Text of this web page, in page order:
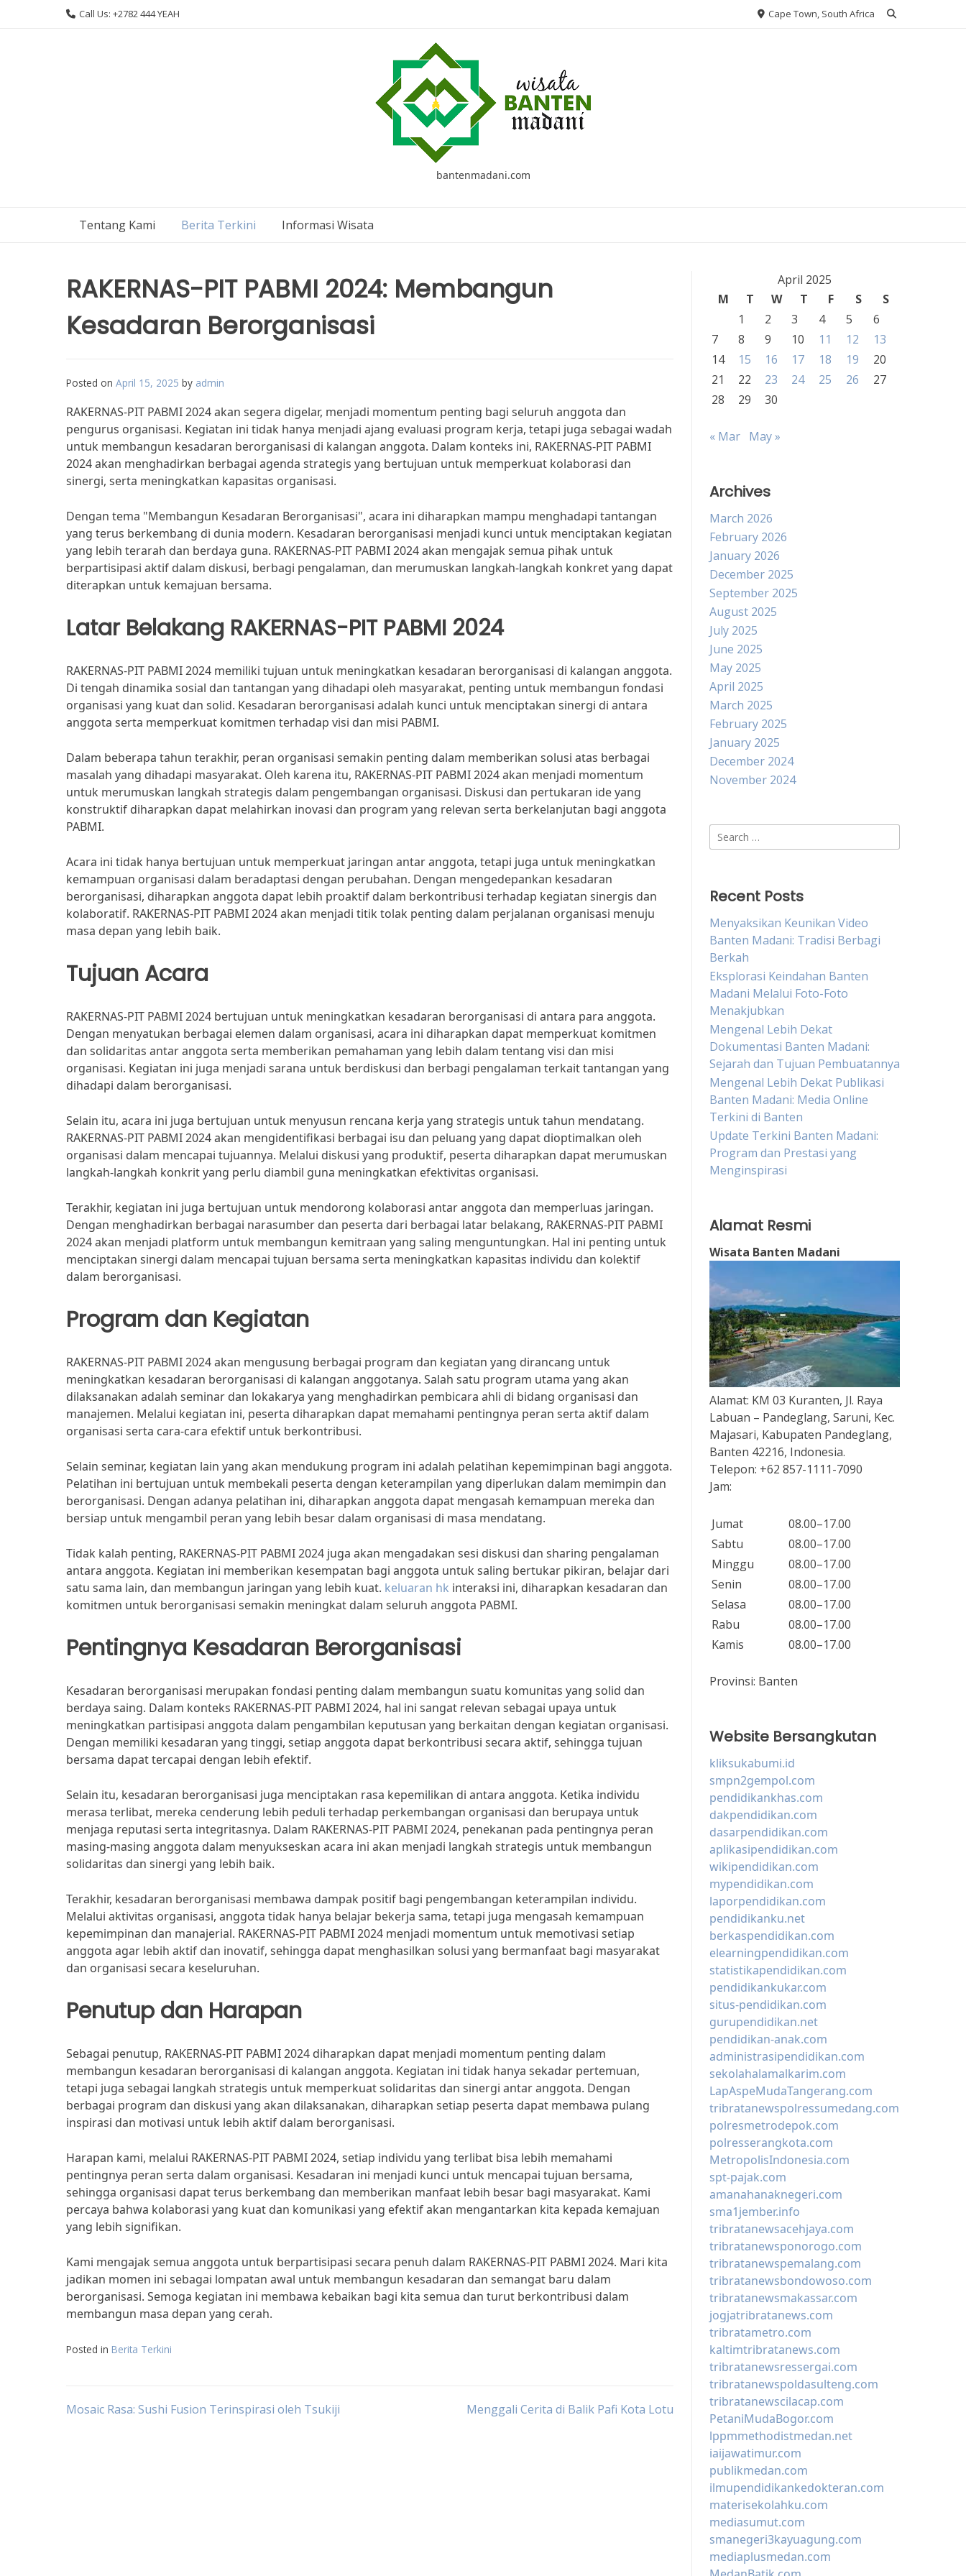
Call Us: +2782 444 YEAH Cape Town, South Africa
bantenmadani.com
Tentang Kami Berita Terkini Informasi Wisata
RAKERNAS-PIT PABMI 2024: Membangun
Kesadaran Berorganisasi
Posted on April 15, 2025 by admin
RAKERNAS-PIT PABMI 2024 akan segera digelar, menjadi momentum penting bagi seluruh anggota dan
pengurus organisasi. Kegiatan ini tidak hanya menjadi ajang evaluasi program kerja, tetapi juga sebagai wadah
untuk membangun kesadaran berorganisasi di kalangan anggota. Dalam konteks ini, RAKERNAS-PIT PABMI
2024 akan menghadirkan berbagai agenda strategis yang bertujuan untuk memperkuat kolaborasi dan
sinergi, serta meningkatkan kapasitas organisasi.
Dengan tema "Membangun Kesadaran Berorganisasi", acara ini diharapkan mampu menghadapi tantangan
yang terus berkembang di dunia modern. Kesadaran berorganisasi menjadi kunci untuk menciptakan kegiatan
yang lebih terarah dan berdaya guna. RAKERNAS-PIT PABMI 2024 akan mengajak semua pihak untuk
berpartisipasi aktif dalam diskusi, berbagi pengalaman, dan merumuskan langkah-langkah konkret yang dapat
diterapkan untuk kemajuan bersama.
Latar Belakang RAKERNAS-PIT PABMI 2024
RAKERNAS-PIT PABMI 2024 memiliki tujuan untuk meningkatkan kesadaran berorganisasi di kalangan anggota.
Di tengah dinamika sosial dan tantangan yang dihadapi oleh masyarakat, penting untuk membangun fondasi
organisasi yang kuat dan solid. Kesadaran berorganisasi adalah kunci untuk menciptakan sinergi di antara
anggota serta memperkuat komitmen terhadap visi dan misi PABMI.
Dalam beberapa tahun terakhir, peran organisasi semakin penting dalam memberikan solusi atas berbagai
masalah yang dihadapi masyarakat. Oleh karena itu, RAKERNAS-PIT PABMI 2024 akan menjadi momentum
untuk merumuskan langkah strategis dalam pengembangan organisasi. Diskusi dan pertukaran ide yang
konstruktif diharapkan dapat melahirkan inovasi dan program yang relevan serta berkelanjutan bagi anggota
PABMI.
Acara ini tidak hanya bertujuan untuk memperkuat jaringan antar anggota, tetapi juga untuk meningkatkan
kemampuan organisasi dalam beradaptasi dengan perubahan. Dengan mengedepankan kesadaran
berorganisasi, diharapkan anggota dapat lebih proaktif dalam berkontribusi terhadap kegiatan sinergis dan
kolaboratif. RAKERNAS-PIT PABMI 2024 akan menjadi titik tolak penting dalam perjalanan organisasi menuju
masa depan yang lebih baik.
Tujuan Acara
RAKERNAS-PIT PABMI 2024 bertujuan untuk meningkatkan kesadaran berorganisasi di antara para anggota.
Dengan menyatukan berbagai elemen dalam organisasi, acara ini diharapkan dapat memperkuat komitmen
dan solidaritas antar anggota serta memberikan pemahaman yang lebih dalam tentang visi dan misi
organisasi. Kegiatan ini juga menjadi sarana untuk berdiskusi dan berbagi pengalaman terkait tantangan yang
dihadapi dalam berorganisasi.
Selain itu, acara ini juga bertujuan untuk menyusun rencana kerja yang strategis untuk tahun mendatang.
RAKERNAS-PIT PABMI 2024 akan mengidentifikasi berbagai isu dan peluang yang dapat dioptimalkan oleh
organisasi dalam mencapai tujuannya. Melalui diskusi yang produktif, peserta diharapkan dapat merumuskan
langkah-langkah konkrit yang perlu diambil guna meningkatkan efektivitas organisasi.
Terakhir, kegiatan ini juga bertujuan untuk mendorong kolaborasi antar anggota dan memperluas jaringan.
Dengan menghadirkan berbagai narasumber dan peserta dari berbagai latar belakang, RAKERNAS-PIT PABMI
2024 akan menjadi platform untuk membangun kemitraan yang saling menguntungkan. Hal ini penting untuk
menciptakan sinergi dalam mencapai tujuan bersama serta meningkatkan kapasitas individu dan kolektif
dalam berorganisasi.
Program dan Kegiatan
RAKERNAS-PIT PABMI 2024 akan mengusung berbagai program dan kegiatan yang dirancang untuk
meningkatkan kesadaran berorganisasi di kalangan anggotanya. Salah satu program utama yang akan
dilaksanakan adalah seminar dan lokakarya yang menghadirkan pembicara ahli di bidang organisasi dan
manajemen. Melalui kegiatan ini, peserta diharapkan dapat memahami pentingnya peran serta aktif dalam
organisasi serta cara-cara efektif untuk berkontribusi.
Selain seminar, kegiatan lain yang akan mendukung program ini adalah pelatihan kepemimpinan bagi anggota.
Pelatihan ini bertujuan untuk membekali peserta dengan keterampilan yang diperlukan dalam memimpin dan
berorganisasi. Dengan adanya pelatihan ini, diharapkan anggota dapat mengasah kemampuan mereka dan
bersiap untuk mengambil peran yang lebih besar dalam organisasi di masa mendatang.
Tidak kalah penting, RAKERNAS-PIT PABMI 2024 juga akan mengadakan sesi diskusi dan sharing pengalaman
antara anggota. Kegiatan ini memberikan kesempatan bagi anggota untuk saling bertukar pikiran, belajar dari
satu sama lain, dan membangun jaringan yang lebih kuat. keluaran hk interaksi ini, diharapkan kesadaran dan
komitmen untuk berorganisasi semakin meningkat dalam seluruh anggota PABMI.
Pentingnya Kesadaran Berorganisasi
Kesadaran berorganisasi merupakan fondasi penting dalam membangun suatu komunitas yang solid dan
berdaya saing. Dalam konteks RAKERNAS-PIT PABMI 2024, hal ini sangat relevan sebagai upaya untuk
meningkatkan partisipasi anggota dalam pengambilan keputusan yang berkaitan dengan kegiatan organisasi.
Dengan memiliki kesadaran yang tinggi, setiap anggota dapat berkontribusi secara aktif, sehingga tujuan
bersama dapat tercapai dengan lebih efektif.
Selain itu, kesadaran berorganisasi juga menciptakan rasa kepemilikan di antara anggota. Ketika individu
merasa terlibat, mereka cenderung lebih peduli terhadap perkembangan organisasi dan berupaya untuk
menjaga reputasi serta integritasnya. Dalam RAKERNAS-PIT PABMI 2024, penekanan pada pentingnya peran
masing-masing anggota dalam menyukseskan acara ini akan menjadi langkah strategis untuk membangun
solidaritas dan sinergi yang lebih baik.
Terakhir, kesadaran berorganisasi membawa dampak positif bagi pengembangan keterampilan individu.
Melalui aktivitas organisasi, anggota tidak hanya belajar bekerja sama, tetapi juga mengasah kemampuan
kepemimpinan dan manajerial. RAKERNAS-PIT PABMI 2024 menjadi momentum untuk memotivasi setiap
anggota agar lebih aktif dan inovatif, sehingga dapat menghasilkan solusi yang bermanfaat bagi masyarakat
dan organisasi secara keseluruhan.
Penutup dan Harapan
Sebagai penutup, RAKERNAS-PIT PABMI 2024 diharapkan dapat menjadi momentum penting dalam
membangun kesadaran berorganisasi di kalangan anggota. Kegiatan ini tidak hanya sekadar pertemuan,
tetapi juga sebagai langkah strategis untuk memperkuat solidaritas dan sinergi antar anggota. Dengan
berbagai program dan diskusi yang akan dilaksanakan, diharapkan setiap peserta dapat membawa pulang
inspirasi dan motivasi untuk lebih aktif dalam berorganisasi.
Harapan kami, melalui RAKERNAS-PIT PABMI 2024, setiap individu yang terlibat bisa lebih memahami
pentingnya peran serta dalam organisasi. Kesadaran ini menjadi kunci untuk mencapai tujuan bersama,
sehingga organisasi dapat terus berkembang dan memberikan manfaat lebih besar bagi masyarakat. Kami
percaya bahwa kolaborasi yang kuat dan komunikasi yang efektif akan mengantarkan kita kepada kemajuan
yang lebih signifikan.
Kami mengajak semua anggota untuk berpartisipasi secara penuh dalam RAKERNAS-PIT PABMI 2024. Mari kita
jadikan momen ini sebagai lompatan awal untuk membangun kesadaran dan semangat baru dalam
berorganisasi. Semoga kegiatan ini membawa kebaikan bagi kita semua dan turut berkontribusi dalam
membangun masa depan yang cerah.
Posted in Berita Terkini
Post
Mosaic Rasa: Sushi Fusion Terinspirasi oleh Tsukiji Menggali Cerita di Balik Pafi Kota Lotu
April 2025
M
T W T F S
S
1
2 3 4 5
6
7
8 9 10 11 12
13
14
15 16 17 18 19
20
21
22 23 24 25 26
27
28
29 30
« Mar May »
Archives
March 2026
February 2026
January 2026
December 2025
September 2025
August 2025
July 2025
June 2025
May 2025
April 2025
March 2025
February 2025
January 2025
December 2024
November 2024
Search
for:
Recent Posts
Menyaksikan Keunikan Video
Banten Madani: Tradisi Berbagi
Berkah
Eksplorasi Keindahan Banten
Madani Melalui Foto-Foto
Menakjubkan
Mengenal Lebih Dekat
Dokumentasi Banten Madani:
Sejarah dan Tujuan Pembuatannya
Mengenal Lebih Dekat Publikasi
Banten Madani: Media Online
Terkini di Banten
Update Terkini Banten Madani:
Program dan Prestasi yang
Menginspirasi
Alamat Resmi
Wisata Banten Madani
Alamat: KM 03 Kuranten, Jl. Raya
Labuan – Pandeglang, Saruni, Kec.
Majasari, Kabupaten Pandeglang,
Banten 42216, Indonesia.
Telepon: +62 857-1111-7090
Jam:
Jumat
08.00–17.00
Sabtu
08.00–17.00
Minggu
08.00–17.00
Senin
08.00–17.00
Selasa
08.00–17.00
Rabu
08.00–17.00
Kamis
08.00–17.00
Provinsi: Banten
Website Bersangkutan
kliksukabumi.id
smpn2gempol.com
pendidikankhas.com
dakpendidikan.com
dasarpendidikan.com
aplikasipendidikan.com
wikipendidikan.com
mypendidikan.com
laporpendidikan.com
pendidikanku.net
berkaspendidikan.com
elearningpendidikan.com
statistikapendidikan.com
pendidikankukar.com
situs-pendidikan.com
gurupendidikan.net
pendidikan-anak.com
administrasipendidikan.com
sekolahalamalkarim.com
LapAspeMudaTangerang.com
tribratanewspolressumedang.com
polresmetrodepok.com
polresserangkota.com
MetropolisIndonesia.com
spt-pajak.com
amanahanaknegeri.com
sma1jember.info
tribratanewsacehjaya.com
tribratanewsponorogo.com
tribratanewspemalang.com
tribratanewsbondowoso.com
tribratanewsmakassar.com
jogjatribratanews.com
tribratametro.com
kaltimtribratanews.com
tribratanewsressergai.com
tribratanewspoldasulteng.com
tribratanewscilacap.com
PetaniMudaBogor.com
lppmmethodistmedan.net
iaijawatimur.com
publikmedan.com
ilmupendidikankedokteran.com
materisekolahku.com
mediasumut.com
smanegeri3kayuagung.com
mediaplusmedan.com